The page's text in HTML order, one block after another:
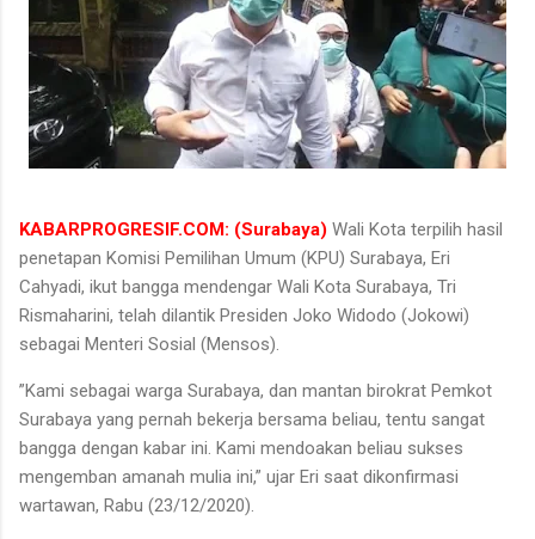
KABARPROGRESIF.COM: (Surabaya) Wali Kota terpilih hasil
penetapan Komisi Pemilihan Umum (KPU) Surabaya, Eri
Cahyadi, ikut bangga mendengar Wali Kota Surabaya, Tri
Rismaharini, telah dilantik Presiden Joko Widodo (Jokowi)
sebagai Menteri Sosial (Mensos).
”Kami sebagai warga Surabaya, dan mantan birokrat Pemkot
Surabaya yang pernah bekerja bersama beliau, tentu sangat
bangga dengan kabar ini. Kami mendoakan beliau sukses
mengemban amanah mulia ini,” ujar Eri saat dikonfirmasi
wartawan, Rabu (23/12/2020).